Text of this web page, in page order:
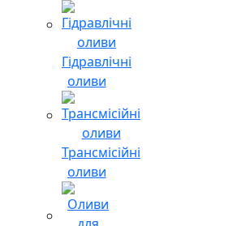
Гідравлічні
оливи
Трансмісійні
оливи